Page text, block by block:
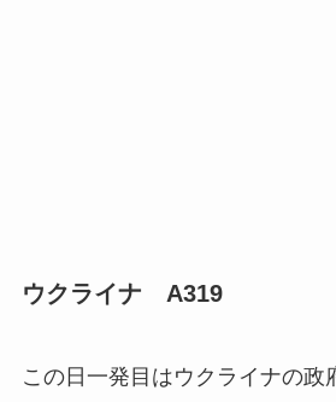
ウクライナ A319
この日一発目はウクライナの政